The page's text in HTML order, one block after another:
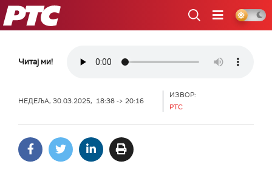
РТС
Читај ми!
НЕДЕЉА, 30.03.2025, 18:38 -> 20:16
ИЗВОР:
РТС